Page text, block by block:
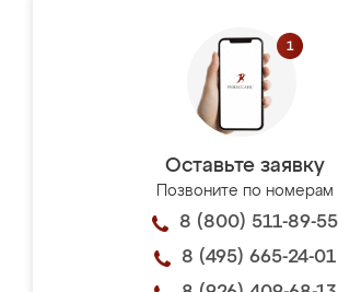
Оставьте заявку
Позвоните по номерам
8 (800) 511-89-55
8 (495) 665-24-01